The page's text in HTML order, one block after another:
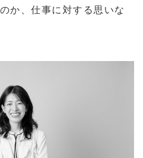
か、仕事に対する思いな